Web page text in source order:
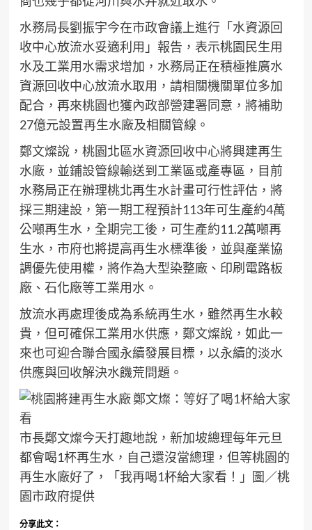
水務局長劉振宇今在市政會議上進行「水資源回
收中心放流水妥適利用」報告，表示桃園民生用
水及工業用水需求增加，水務局正在積極推廣水
資源回收中心放流水取用，請相關機關單位多加
配合，再來桃園也獲內政部營建署同意，將補助
27億元設置再生水廠及相關管線。
鄭文燦說，桃園北區水資源回收中心將興建再生
水廠，並鋪設管線輸送到工業區或產專區，目前
水務局正在辦理桃北再生水計畫可行性評估，將
採三期建設，第一期工程預計113年可生產約4萬
公噸再生水，全期完工後，可生產約11.2萬噸再
生水，市府也將提高再生水標準後，並與產業協
調優先使用權，將作為大型染整廠、印刷電路板
廠、石化廠等工業用水。
放流水再處理後成為系統再生水，雖然再生水較
貴，但可確保工業用水供應，鄭文燦說，如此一
來也可迎合聯合國永續發展目標，以永續的淡水
供應與回收解決水饑荒問題。
市長鄭文燦今天打趣地說，新加坡總理每年元旦
都會喝1杯再生水，自己還沒當總理，但等桃園的
再生水廠好了，「我再喝1杯給大家看！」圖／桃
園市政府提供
分享此文：